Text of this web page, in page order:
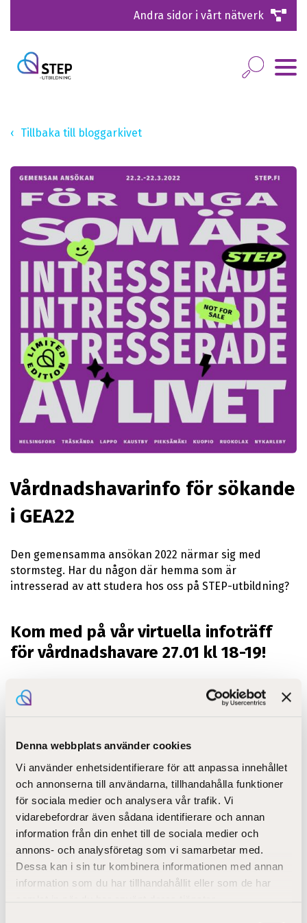
Denna webbplats använder cookies
Vi använder enhetsidentifierare för att anpassa innehållet
och annonserna till användarna, tillhandahålla funktioner
för sociala medier och analysera vår trafik. Vi
vidarebefordrar även sådana identifierare och annan
information från din enhet till de sociala medier och
annons- och analysföretag som vi samarbetar med.
Dessa kan i sin tur kombinera informationen med annan
information som du har tillhandahållit eller som de har
Andra sidor i vårt nätverk
Tillbaka till bloggarkivet
Vårdnadshavarinfo för sökande
i GEA22
Den gemensamma ansökan 2022 närmar sig med
stormsteg. Har du någon där hemma som är
intresserad av att studera hos oss på STEP-utbildning?
Kom med på vår virtuella infoträff
för vårdnadshavare 27.01 kl 18-19!
STEP-utbildning erbjuder yrkesutbildning till
barnledare och ledare för ungdomar och gemenskaper
kan man arbeta som barnskötare på
dagis eller om man vill, välja att också bli behörig att
arbeta som barnledare i församlingens
småbarnspedagogik. Barnledare blir man genom
grundexamen i pedagogisk verksamhet och
handledning, kompetensområdet för
småbarnspedagogik och familjearbete som omfattar
180 kompetenspoäng (3 år).